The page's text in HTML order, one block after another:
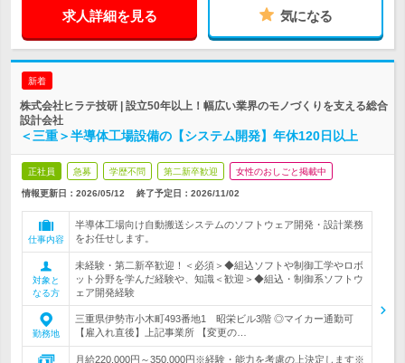
求人詳細を見る 気になる
新着
株式会社ヒラテ技研 | 設立50年以上！幅広い業界のモノづくりを支える総合
設計会社
＜三重＞半導体工場設備の【システム開発】年休120日以上
正社員 急募 学歴不問 第二新卒歓迎 女性のおしごと掲載中
情報更新日：2026/05/12 終了予定日： 2026/11/02
仕事内容
半導体工場向け自動搬送システムのソフトウェア開発・設計業務
をお任せします。
対象と
なる方
未経験・第二新卒歓迎！＜必須＞◆組込ソフトや制御工学やロボ
ット分野を学んだ経験や、知識＜歓迎＞◆組込・制御系ソフトウ
ェア開発経験
勤務地
三重県伊勢市小木町493番地1 昭栄ビル3階 ◎マイカー通勤可
【雇入れ直後】上記事業所 【変更の…
月給220,000円～350,000円※経験・能力を考慮の上決定します※